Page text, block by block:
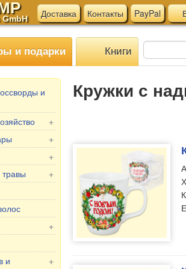
GmbH Доставка Контакты PayPal
и подарки Книги
и
+
дома
формы
+
для
+
бани
бани
для бани
бани и
+
наборы
Линия
+
иконы, 2-,
+
и
Кружки с